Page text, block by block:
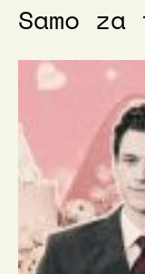
Samo za